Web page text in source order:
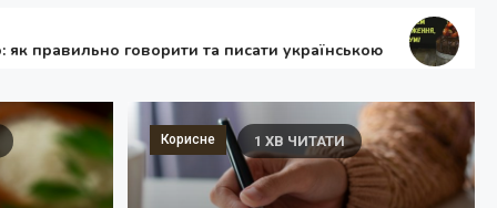
говорити та писати українською
18.05.2026
Сучасне
Корисне 1 ХВ ЧИТАТИ